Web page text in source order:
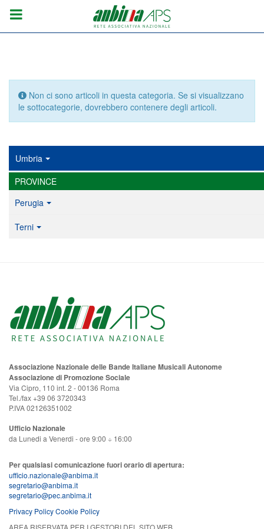
Info
Non ci sono articoli in questa categoria. Se si visualizzano
le sottocategorie, dovrebbero contenere degli articoli.
Umbria
PROVINCE
Perugia
Terni
Associazione Nazionale delle Bande Italiane Musicali Autonome
Associazione di Promozione Sociale
Via Cipro, 110 int. 2 - 00136 Roma
Tel./fax +39 06 3720343
P.IVA 02126351002
Ufficio Nazionale
da Lunedi a Venerdi - ore 9:00 ÷ 16:00
Per qualsiasi comunicazione fuori orario di apertura:
ufficio.nazionale@anbima.it
segretario@anbima.it
segretario@pec.anbima.it
Privacy PolicyCookie Policy
AREA RISERVATA PER I GESTORI DEL SITO WEB